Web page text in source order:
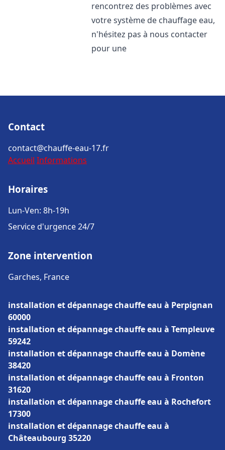
rencontrez des problèmes avec
votre système de chauffage eau,
n'hésitez pas à nous contacter
pour une
Contact
contact@chauffe-eau-17.fr
Accueil Informations
Horaires
Lun-Ven: 8h-19h
Service d'urgence 24/7
Zone intervention
Garches, France
installation et dépannage chauffe eau à Perpignan
60000
installation et dépannage chauffe eau à Templeuve
59242
installation et dépannage chauffe eau à Domène
38420
installation et dépannage chauffe eau à Fronton
31620
installation et dépannage chauffe eau à Rochefort
17300
installation et dépannage chauffe eau à
Châteaubourg 35220